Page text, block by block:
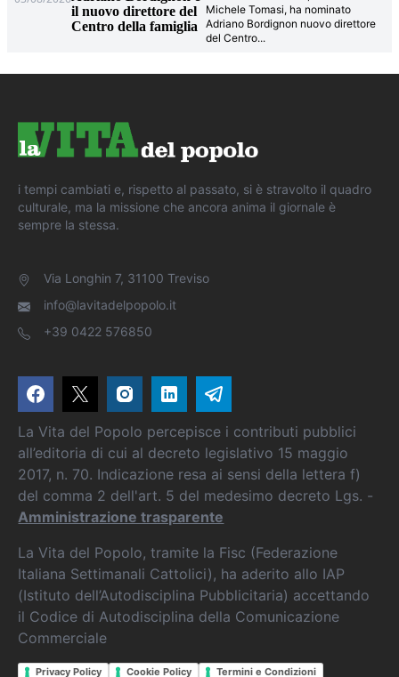
il nuovo direttore del
Centro della famiglia
Michele Tomasi, ha nominato
Adriano Bordignon nuovo direttore
del Centro...
i tempi cambiati e, rispetto al passato, si è stravolto il quadro
culturale, ma la missione che ancora anima il giornale è
sempre la stessa.
Via Longhin 7, 31100 Treviso
info@lavitadelpopolo.it
+39 0422 576850
La Vita del Popolo percepisce i contributi pubblici
all’editoria di cui al decreto legislativo 15 maggio
2017, n. 70. Indicazione resa ai sensi della lettera f)
del comma 2 dell'art. 5 del medesimo decreto Lgs. -
Amministrazione trasparente
La Vita del Popolo, tramite la Fisc (Federazione
Italiana Settimanali Cattolici), ha aderito allo IAP
(Istituto dell’Autodisciplina Pubblicitaria) accettando
il Codice di Autodisciplina della Comunicazione
Commerciale
Privacy Policy Cookie Policy Termini e Condizioni